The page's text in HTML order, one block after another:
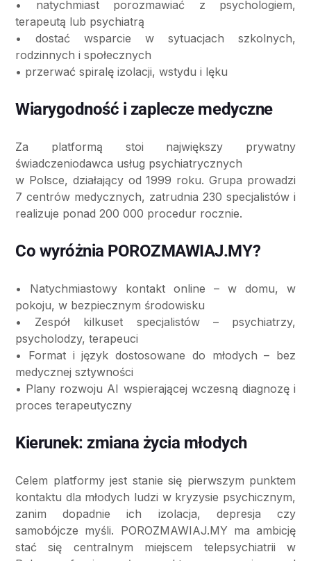
• natychmiast porozmawiać z psychologiem,
terapeutą lub psychiatrą
• dostać wsparcie w sytuacjach szkolnych,
rodzinnych i społecznych
• przerwać spiralę izolacji, wstydu i lęku
Wiarygodność i zaplecze medyczne
Za platformą stoi największy prywatny
świadczeniodawca usług psychiatrycznych
w Polsce, działający od 1999 roku. Grupa prowadzi
7 centrów medycznych, zatrudnia 230 specjalistów i
realizuje ponad 200 000 procedur rocznie.
Co wyróżnia POROZMAWIAJ.MY?
• Natychmiastowy kontakt online – w domu, w
pokoju, w bezpiecznym środowisku
• Zespół kilkuset specjalistów – psychiatrzy,
psycholodzy, terapeuci
• Format i język dostosowane do młodych – bez
medycznej sztywności
• Plany rozwoju AI wspierającej wczesną diagnozę i
proces terapeutyczny
Kierunek: zmiana życia młodych
Celem platformy jest stanie się pierwszym punktem
kontaktu dla młodych ludzi w kryzysie psychicznym,
zanim dopadnie ich izolacja, depresja czy
samobójcze myśli. POROZMAWIAJ.MY ma ambicję
stać się centralnym miejscem telepsychiatrii w